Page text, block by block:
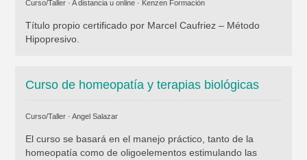
Curso/Taller · A distancia u online · Kenzen Formación
Título propio certificado por Marcel Caufriez – Método
Hipopresivo.
Curso de homeopatía y terapias biológicas
Curso/Taller · Angel Salazar
El curso se basará en el manejo práctico, tanto de la
homeopatía como de oligoelementos estimulando las